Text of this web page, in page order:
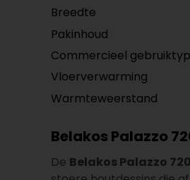
Breedte
Pakinhoud
Commercieel
Vloerverwarming
Warmteweerstand
Belakos Palazzo
De Belakos Palazzo